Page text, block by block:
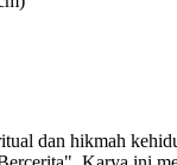
dan hikmah